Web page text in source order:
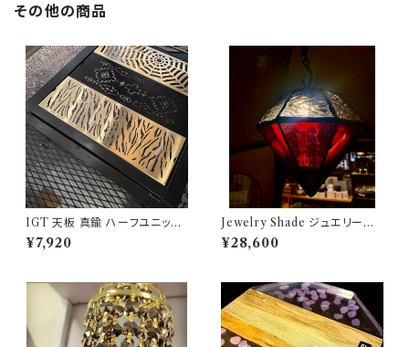
その他の商品
IGT 天板 真鍮 ハーフユニット
【 タイガー 】アイアングリルテー
ブル Snow Peak スノーピーク
¥7,920
Jewelry Shade ジュエリーシ
ェード Ruby（ BirthdayStone
/ July ）802PRODUCTS シェ
¥28,600